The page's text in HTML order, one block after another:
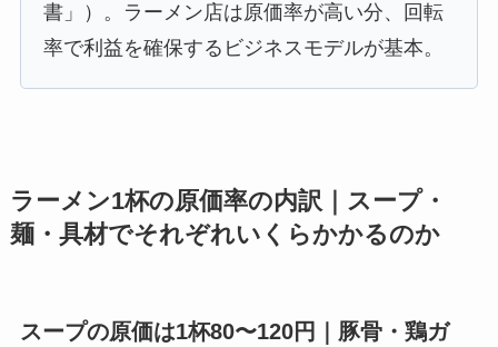
書」）。ラーメン店は原価率が高い分、回転
率で利益を確保するビジネスモデルが基本。
ラーメン1杯の原価率の内訳｜スープ・
麺・具材でそれぞれいくらかかるのか
スープの原価は1杯80〜120円｜豚骨・鶏ガ